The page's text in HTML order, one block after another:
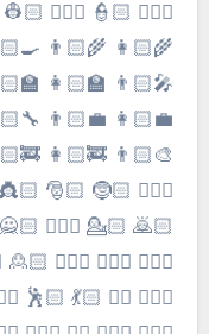
🕵🏻‍♀️ 🕵🏻 👩🏻‍⚕️ 👨🏻‍⚕️
👨🏻‍🎓 👩🏻‍🎤
👩🏻‍💻 👨🏻‍💻
👨🏻‍🔬 👩🏻‍🎨
👨🏻‍🚀 👩🏻‍⚖️
👼🏻 🤰🏻 🙇🏻‍♀️
🙋🏻 🙋🏻‍♂️ 🤦🏻‍♀️
💇🏻 💇🏻‍♂️ 💆🏻
🏃🏻 🏋🏻‍♀️ 🏋🏻 🤸🏻‍♀️